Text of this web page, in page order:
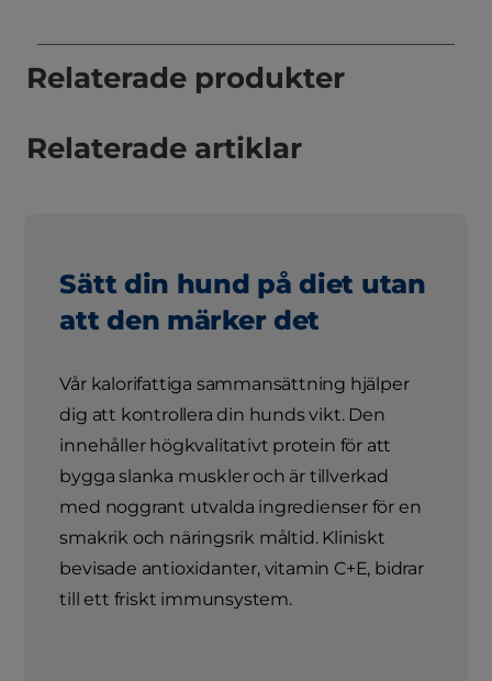
Relaterade produkter
Relaterade artiklar
Sätt din hund på diet utan
att den märker det
Vår kalorifattiga sammansättning hjälper
dig att kontrollera din hunds vikt. Den
innehåller högkvalitativt protein för att
bygga slanka muskler och är tillverkad
med noggrant utvalda ingredienser för en
smakrik och näringsrik måltid. Kliniskt
bevisade antioxidanter, vitamin C+E, bidrar
till ett friskt immunsystem.